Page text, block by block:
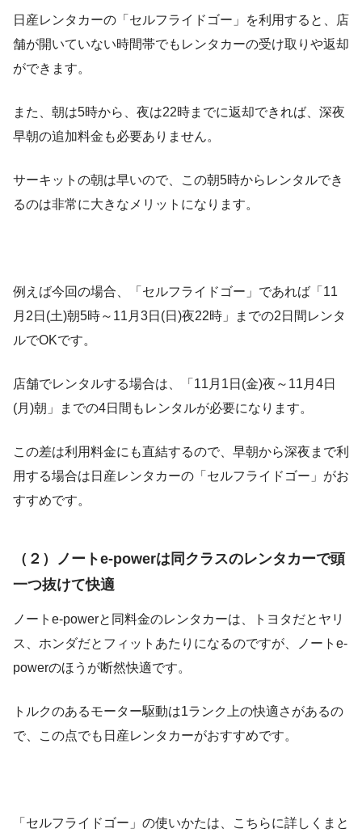
日産レンタカーの「セルフライドゴー」を利用すると、店
舗が開いていない時間帯でもレンタカーの受け取りや返却
ができます。
また、朝は5時から、夜は22時までに返却できれば、深夜
早朝の追加料金も必要ありません。
サーキットの朝は早いので、この朝5時からレンタルでき
るのは非常に大きなメリットになります。
例えば今回の場合、「セルフライドゴー」であれば「11
月2日(土)朝5時～11月3日(日)夜22時」までの2日間レンタ
ルでOKです。
店舗でレンタルする場合は、「11月1日(金)夜～11月4日
(月)朝」までの4日間もレンタルが必要になります。
この差は利用料金にも直結するので、早朝から深夜まで利
用する場合は日産レンタカーの「セルフライドゴー」がお
すすめです。
（２）ノートe-powerは同クラスのレンタカーで頭
一つ抜けて快適
ノートe-powerと同料金のレンタカーは、トヨタだとヤリ
ス、ホンダだとフィットあたりになるのですが、ノートe-
powerのほうが断然快適です。
トルクのあるモーター駆動は1ランク上の快適さがあるの
で、この点でも日産レンタカーがおすすめです。
「セルフライドゴー」の使いかたは、こちらに詳しくまと